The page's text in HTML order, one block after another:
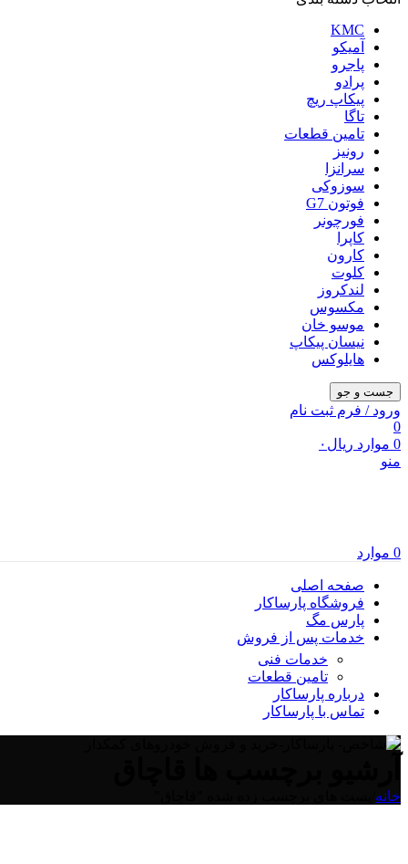
KMC
آمیکو
پاجرو
پرادو
پیکاپ ریچ
تاگا
تامین قطعات
رونیز
سرانزا
سوزوکی
فوتون G7
فورچونر
کاپرا
کارون
کلوت
لندکروز
مکسوس
موسو خان
نیسان پیکاپ
هایلوکس
جست و جو
ورود / فرم ثبت نام
0
0 موارد ریال ۰
منو
0 موارد
صفحه اصلی
فروشگاه پارساکار
پارس مگ
خدمات پس از فروش
خدمات فنی
تامین قطعات
درباره پارساکار
تماس با پارساکار
خانه